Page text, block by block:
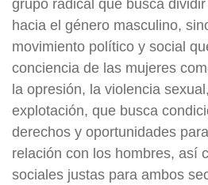
grupo radical que busca
hacia el género masculino,
movimiento político y social
conciencia de las mujeres
la opresión, la violencia
explotación, que busca
derechos y oportunidades
relación con los hombres, así
sociales justas para ambos